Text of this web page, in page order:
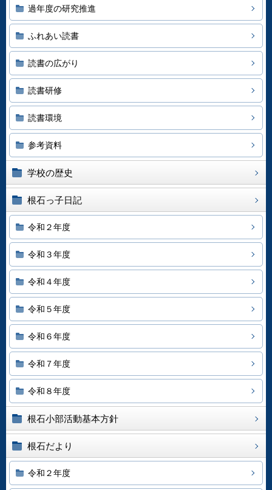
過年度の研究推進
ふれあい読書
読書の広がり
読書研修
読書環境
参考資料
学校の歴史
根石っ子日記
令和２年度
令和３年度
令和４年度
令和５年度
令和６年度
令和７年度
令和８年度
根石小部活動基本方針
根石だより
令和２年度